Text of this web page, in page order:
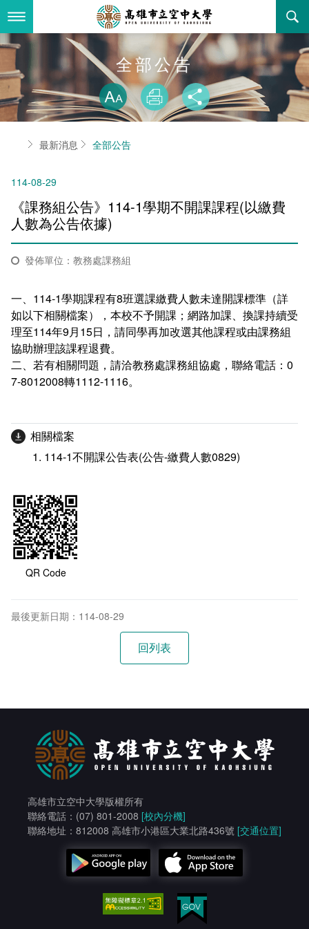
到
要
內最新消息
全部公告
教務公告
學系公告
行政公告
活動研習
招標徵才
新聞媒體專區
校園行事曆
報名系統
線上報名
線上報名查詢
關於本校
空大簡介
立案證明
空大校史
空大有利的學習條件
組織架構
本校位置
空大校刊
資訊圖像化專區
校內分機(pdf)
影音資訊
行政單位
行政單位簡介
我們的校長
校長室
教務處註冊組
學習指導中心
輔導處
研發處
秘書處事務組
秘書處出納組
教學媒體處
電算中心
會計室
學術單位
學術單位簡介
通識教育中心
工商管理學系
大眾傳播學系
外國語文學系
文化藝術學系
科技管理學系
健康管理與促進學系
主題網站
其他好站
國內外開放課程
校務資訊
招生資訊
校務系統
課程大綱
網路選課
網路教學 3.0 (111-2學期啟用)
校園行事曆
校內系統
資訊服務線上報修系統
消耗品申請
會計預警及請購系統
教室‧會議室預約系統
問卷調查
法令規章
書表下載
政府公開資訊
意見信箱
各單位意見信箱
諮詢信箱
諮詢信箱進度查詢
影音資訊
全部公告
略過字型切
放大
列印 分享
首頁最新消息 全部公告
114-08-29
《課務組公告》114-1學期不開課課程(以繳費
人數為公告依據)
發佈單位：教務處課務組
一、114-1學期課程有8班選課繳費人數未達開課標準（詳
如以下相關檔案），本校不予開課；網路加課、換課持續受
理至114年9月15日，請同學再加改選其他課程或由課務組
協助辦理該課程退費。
二、若有相關問題，請洽教務處課務組協處，聯絡電話：0
7-8012008轉1112-1116。
相關檔案
114-1不開課公告表(公告-繳費人數0829)
QR Code
最後更新日期：114-08-29
高雄市立空中大學版權所有
聯絡電話：(07) 801-2008 [校內分機]
聯絡地址：812008 高雄市小港區大業北路436號 [交通位置]